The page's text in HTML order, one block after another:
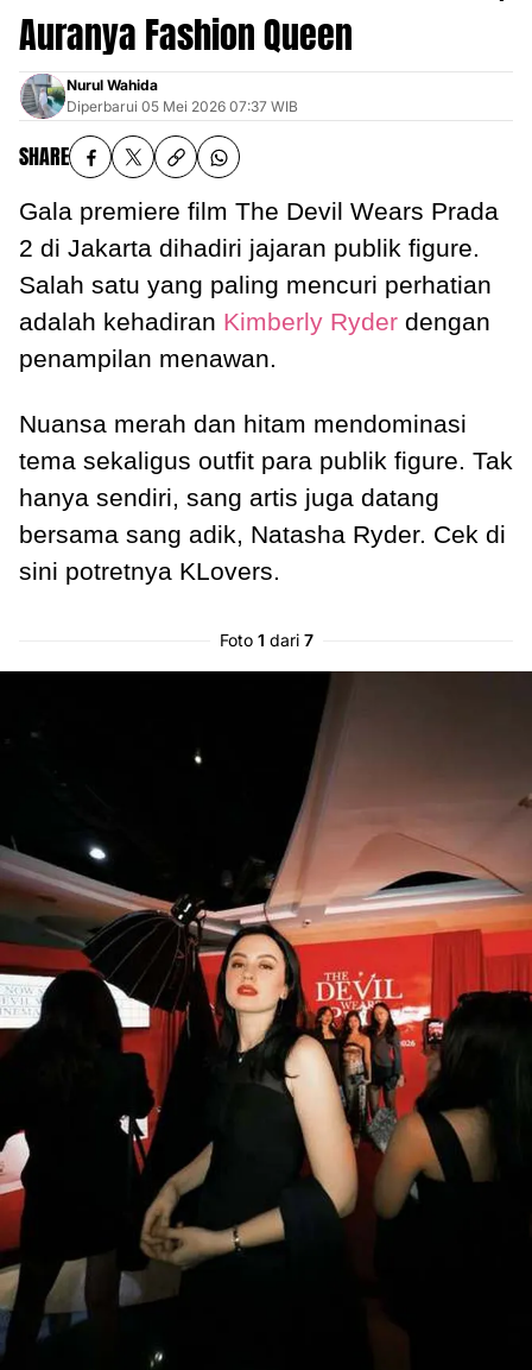
Auranya Fashion Queen
Nurul Wahida
Diperbarui 05 Mei 2026 07:37 WIB
SHARE
Gala premiere film The Devil Wears Prada
2 di Jakarta dihadiri jajaran publik figure.
Salah satu yang paling mencuri perhatian
adalah kehadiran Kimberly Ryder dengan
penampilan menawan.
Nuansa merah dan hitam mendominasi
tema sekaligus outfit para publik figure. Tak
hanya sendiri, sang artis juga datang
bersama sang adik, Natasha Ryder. Cek di
sini potretnya KLovers.
Foto 1 dari 7